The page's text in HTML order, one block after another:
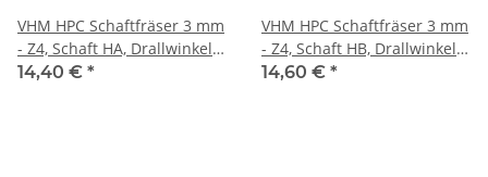
VHM HPC Schaftfräser 3 mm
- Z4, Schaft HA, Drallwinkel
35/38° Eckfase 45°
14,40 € *
VHM HPC Schaftfräser 3 mm
- Z4, Schaft HB, Drallwinkel
35/38° Eckfase 45°
14,60 € *